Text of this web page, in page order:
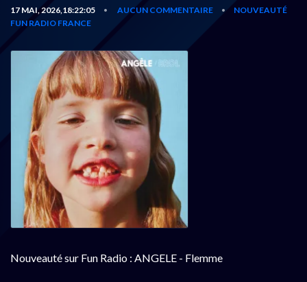
17 MAI, 2026,18:22:05 • AUCUN COMMENTAIRE •
NOUVEAUTÉ
FUN RADIO FRANCE
Nouveauté sur Fun Radio : ANGELE - Flemme